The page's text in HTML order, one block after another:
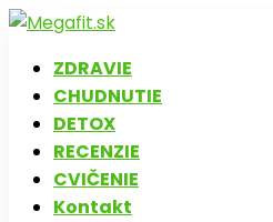
ZDRAVIE
CHUDNUTIE
DETOX
RECENZIE
CVIČENIE
Kontakt